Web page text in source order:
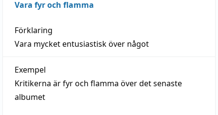
Vara fyr och flamma
Förklaring
Vara mycket entusiastisk över något
Exempel
Kritikerna är fyr och flamma över det senaste
albumet